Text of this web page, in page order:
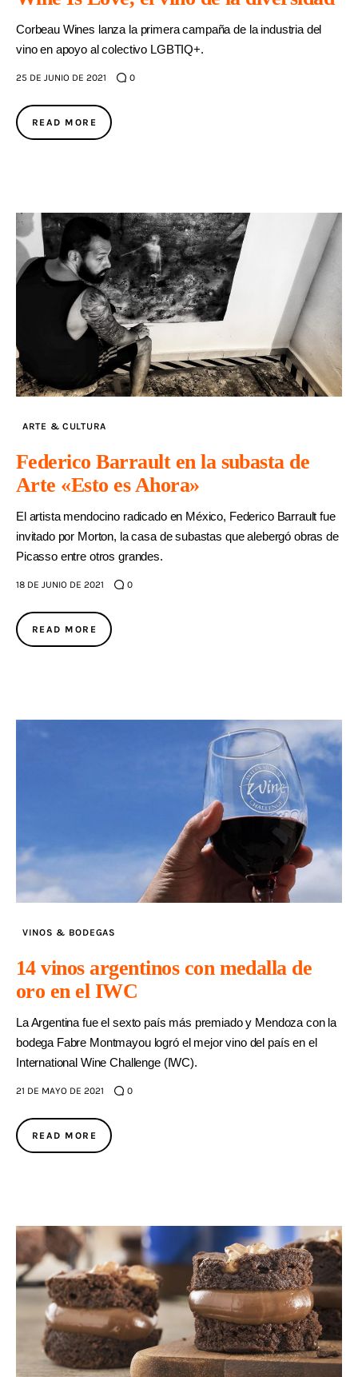
Corbeau Wines lanza la primera campaña de la industria del
vino en apoyo al colectivo LGBTIQ+.
25 DE JUNIO DE 2021 0
READ MORE
ARTE & CULTURA
Federico Barrault en la subasta de
Arte «Esto es Ahora»
El artista mendocino radicado en México, Federico Barrault fue
invitado por Morton, la casa de subastas que alebergó obras de
Picasso entre otros grandes.
18 DE JUNIO DE 2021 0
READ MORE
VINOS & BODEGAS
14 vinos argentinos con medalla de
oro en el IWC
La Argentina fue el sexto país más premiado y Mendoza con la
bodega Fabre Montmayou logró el mejor vino del país en el
International Wine Challenge (IWC).
21 DE MAYO DE 2021 0
READ MORE